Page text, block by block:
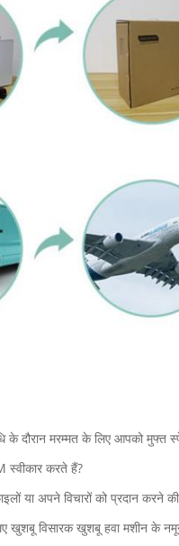
के दौरान मरम्मत के लिए आपको मुफ्त
स्वीकार करते हैं?
या अपने विचारों को प्रदान करने
खुशबू विसारक खुशबू हवा मशीन के